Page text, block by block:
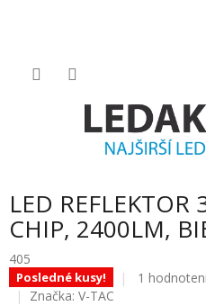
LED REFLEKTOR
CHIP, 2400LM,
405
Posledné kusy!
Priemerné
1
Značka: V-TAC